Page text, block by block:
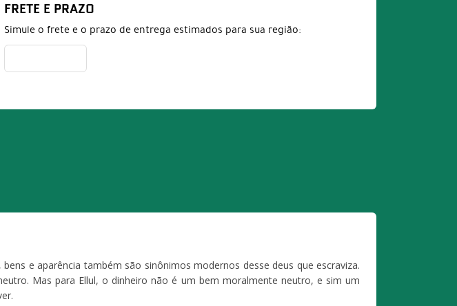
FRETE E PRAZO
Simule o frete e o prazo de entrega estimados para sua região:
e aparência também são sinônimos modernos desse deus que escraviza.
Mas para Ellul, o dinheiro não é um bem moralmente neutro, e sim um